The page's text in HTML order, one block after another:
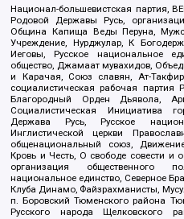
Национал-большевистская партия,
Родовой Державы Русь,
Община Капища Веды Перуна,
Учреждение, Нурджулар, К
Иеговы, Русское национальное
общество, Джамаат мувахидов,
и Карачая, Союз славян, Ат-
социалистическая рабочая партия
Благородный Орден Дьявола,
Социалистическая Инициатива
Держава Русь, Русское
Инглистической церкви
общенациональный союз,
Кровь и Честь, О свободе совести и
организация общественного
национальное единство, Северное
Клуба Динамо, Файзрахманисты,
п. Боровский Тюменского района
Русского народа Щелковского